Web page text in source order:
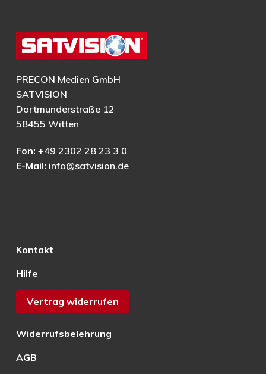
PRECON Medien GmbH
SATVISION
Dortmunderstraße 12
58455 Witten
Fon: +49 2302 28 23 3 0
E-Mail: info@satvision.de
Kontakt
Hilfe
Vertrag widerrufen
Widerrufsbelehrung
AGB